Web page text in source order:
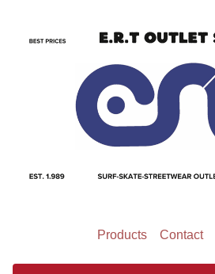
Products Contact